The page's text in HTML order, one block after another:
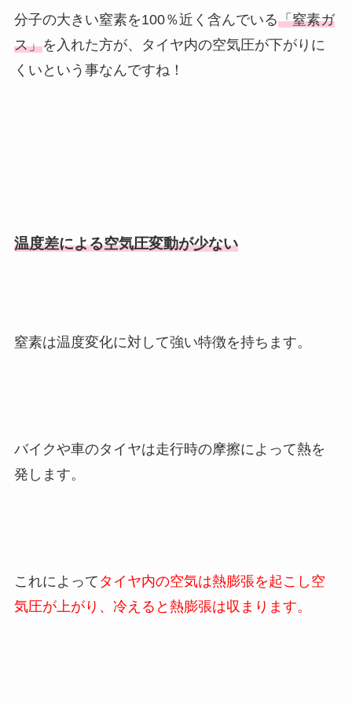
分子の大きい窒素を100％近く含んでいる「窒素ガ
ス」を入れた方が、タイヤ内の空気圧が下がりに
くいという事なんですね！
温度差による空気圧変動が少ない
窒素は温度変化に対して強い特徴を持ちます。
バイクや車のタイヤは走行時の摩擦によって熱を
発します。
これによって タイヤ内の空気は熱膨張を起こし空
気圧が上がり、冷えると熱膨張は収まります。